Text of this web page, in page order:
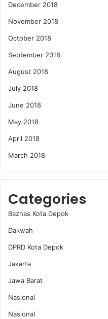
December 2018
November 2018
October 2018
September 2018
August 2018
July 2018
June 2018
May 2018
April 2018
March 2018
Categories
Baznas Kota Depok
Dakwah
DPRD Kota Depok
Jakarta
Jawa Barat
Nasional
Nasional